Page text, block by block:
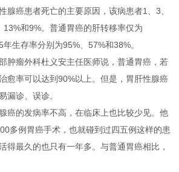
癌患者死亡的主要原因，该病患者1、3、
和9%。普通胃癌的肝转移率仅为
生存率分别为95%、57%和38%。
瘤外科杜义安主任医师说，普通胃癌，若
愈率可以达到90%以上。但是，胃肝性腺癌
漏诊、误诊。
的发病率不高，在临床上也比较少见。他
多例胃癌手术，也就碰到过四五例这样的患
得最久的也只有一年多。与普通胃癌相比，